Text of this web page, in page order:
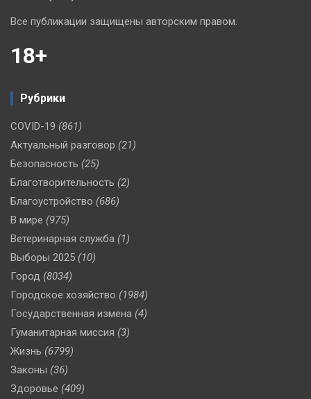
Все публикации защищены авторским правом.
18+
Рубрики
COVID-19 (861)
Актуальный разговор (21)
Безопасность (25)
Благотворительность (2)
Благоустройство (686)
В мире (975)
Ветеринарная служба (1)
Выборы 2025 (10)
Город (8034)
Городское хозяйство (1984)
Государственная измена (4)
Гуманитарная миссия (3)
Жизнь (6799)
Законы (36)
Здоровье (409)